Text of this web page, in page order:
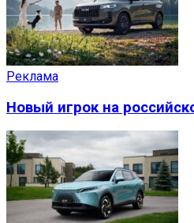
Реклама
Новый игрок на